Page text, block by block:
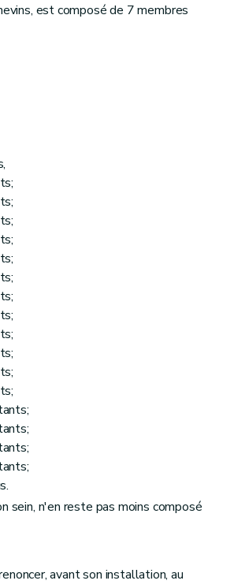
est composé de 7 membres
sein, n'en reste pas moins composé
avant son installation, au